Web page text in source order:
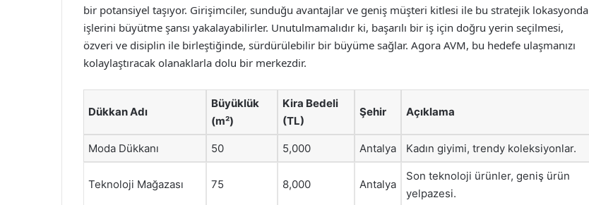
bir potansiyel taşıyor. Girişimciler, sunduğu avantajlar ve geniş müşteri kitlesi ile bu stratejik lokasyonda
işlerini büyütme şansı yakalayabilirler. Unutulmamalıdır ki, başarılı bir iş için doğru yerin seçilmesi,
özveri ve disiplin ile birleştiğinde, sürdürülebilir bir büyüme sağlar. Agora AVM, bu hedefe ulaşmanızı
kolaylaştıracak olanaklarla dolu bir merkezdir.
Dükkan Adı
Büyüklük
(m²)
Kira Bedeli
(TL)
Şehir Açıklama
Moda Dükkanı 50 5,000 Antalya Kadın giyimi, trendy koleksiyonlar.
Teknoloji Mağazası 75 8,000 Antalya
Son teknoloji ürünler, geniş ürün
yelpazesi.